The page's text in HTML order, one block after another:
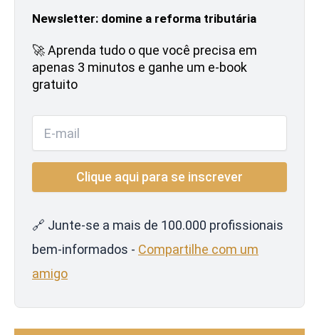
Newsletter: domine a reforma tributária
🚀 Aprenda tudo o que você precisa em
apenas 3 minutos e ganhe um e-book
gratuito
🔗 Junte-se a mais de 100.000 profissionais
bem-informados - Compartilhe com um
amigo